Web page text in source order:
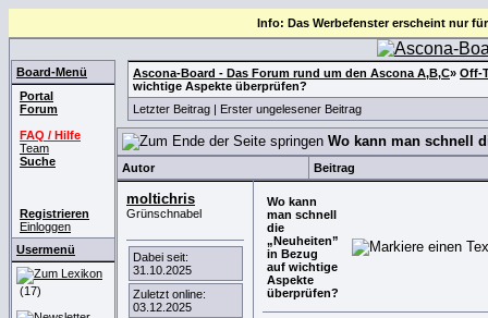
Info: Das Werbefenster erscheint nur
Board-Menü
Portal
Forum
FAQ / Hilfe
Team
Suche
Registrieren
Einloggen
Usermenü
(17)
Ascona-Board - Das Forum rund um den Ascona A,B,C» Off-
wichtige Aspekte überprüfen?
Letzter Beitrag
Erster ungelesener Beitrag
Wo kann man schnell
Autor Beitrag
moltichris
Grünschnabel
Dabei seit:
31.10.2025
Zuletzt online:
03.12.2025
Wo kann
man schnell
die
„Neuheiten”
in Bezug
auf wichtige
Aspekte
überprüfen?